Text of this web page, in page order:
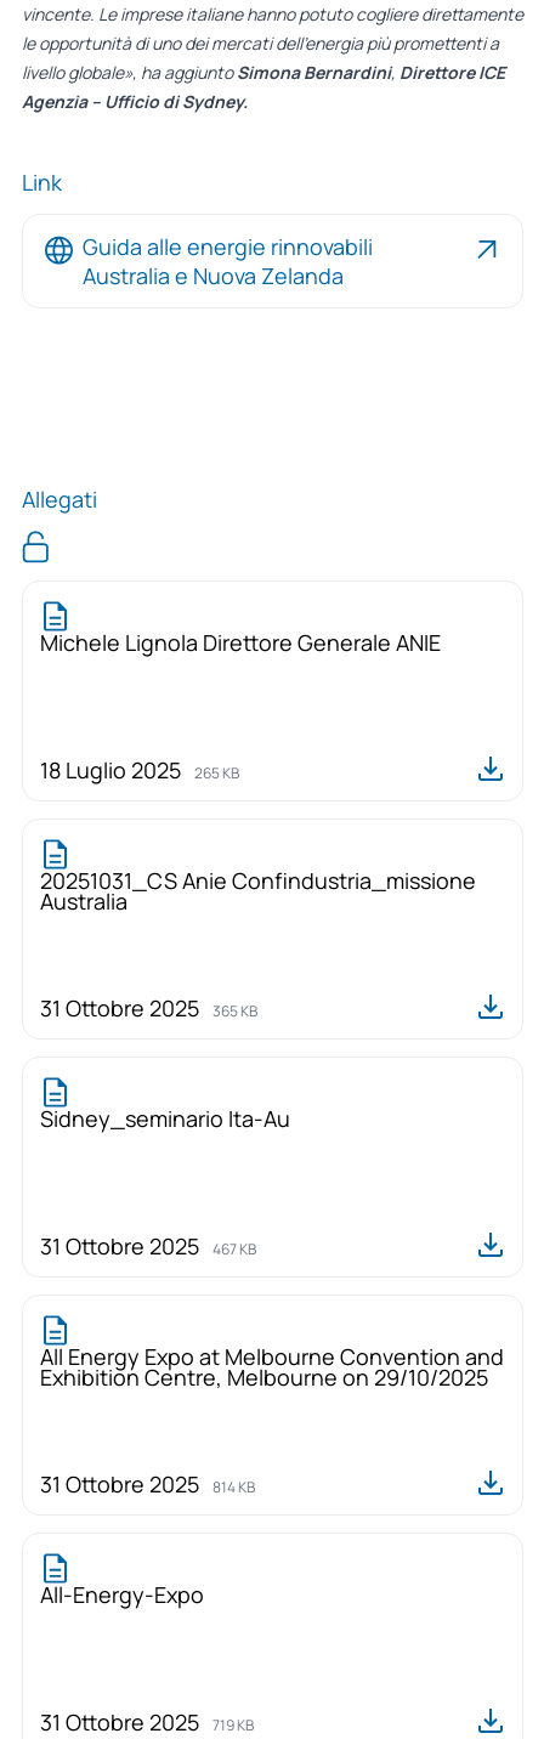
vincente. Le imprese italiane hanno potuto cogliere direttamente
le opportunità di uno dei mercati dell’energia più promettenti a
livello globale», ha aggiuntoSimona Bernardini, Direttore ICE
Agenzia – Ufficio di Sydney.
Link
Guida alle energie rinnovabili
Australia e Nuova Zelanda
Allegati
Michele Lignola Direttore Generale ANIE
18 Luglio 2025 265 KB
20251031_CS Anie Confindustria_missione
Australia
31 Ottobre 2025 365 KB
Sidney_seminario Ita-Au
31 Ottobre 2025 467 KB
All Energy Expo at Melbourne Convention and
Exhibition Centre, Melbourne on 29/10/2025
31 Ottobre 2025 814 KB
All-Energy-Expo
31 Ottobre 2025 719 KB